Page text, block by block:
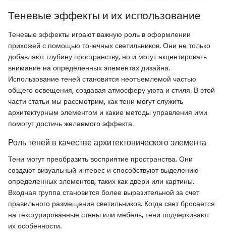
Теневые эффекты и их использование
Теневые эффекты играют важную роль в оформлении
прихожей с помощью точечных светильников. Они не только
добавляют глубину пространству, но и могут акцентировать
внимание на определенных элементах дизайна.
Использование теней становится неотъемлемой частью
общего освещения, создавая атмосферу уюта и стиля. В этой
части статьи мы рассмотрим, как тени могут служить
архитектурным элементом и какие методы управления ими
помогут достичь желаемого эффекта.
Роль теней в качестве архитектонического элемента
Тени могут преобразить восприятие пространства. Они
создают визуальный интерес и способствуют выделению
определенных элементов, таких как двери или картины.
Входная группа становится более выразительной за счет
правильного размещения светильников. Когда свет бросается
на текстурированные стены или мебель, тени подчеркивают
их особенности.